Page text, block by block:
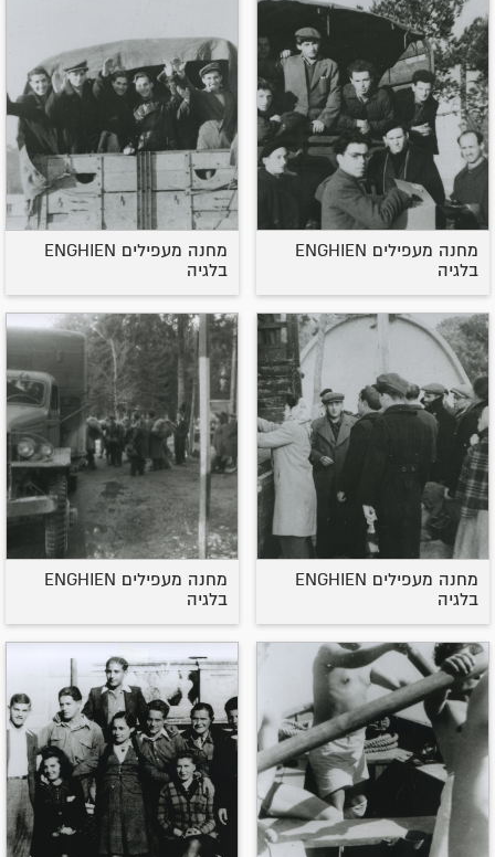
מחנה מעפילים ENGHIEN
בלגיה
מחנה מעפילים ENGHIEN
בלגיה
מחנה מעפילים ENGHIEN
בלגיה
מחנה מעפילים ENGHIEN
בלגיה